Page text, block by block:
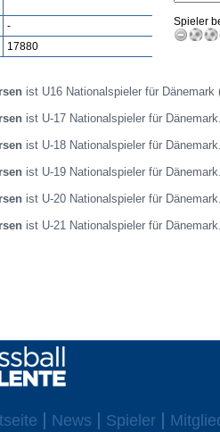
-
17880
Spieler
ist U16 Nationalspieler für
ist U-17 Nationalspieler für
ist U-18 Nationalspieler für
ist U-19 Nationalspieler für
ist U-20 Nationalspieler für
ist U-21 Nationalspieler für
News Spieler